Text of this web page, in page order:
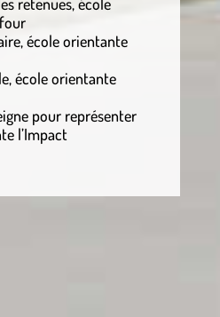
école orientante
école orientante
pour représenter
l’Impact